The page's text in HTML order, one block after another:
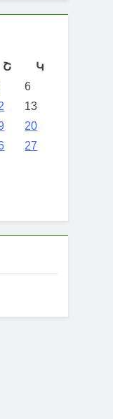
Շ
Կ
6
13
20
27